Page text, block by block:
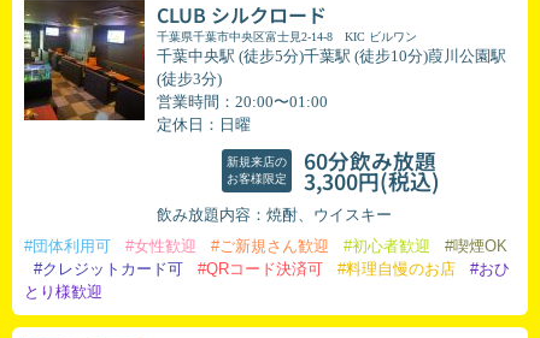
CLUB シルクロード
千葉県千葉市中央区富士見2-14-8 KIC ビルワン
千葉中央駅 (徒步5分)千葉駅 (徒步10分)葭川公園駅
(徒步3分)
営業時間：20:00〜01:00
定休日：日曜
新規来店の
お客様限定
60分飲み放題
3,300円(税込)
飲み放題内容：焼酎、ウイスキー
#団体利用可 #女性歓迎 #ご新規さん歓迎 #初心者歓迎
#喫煙OK
#クレジットカード可
#QRコード決済可 #料理自慢のお店
#おひ
とり様歓迎